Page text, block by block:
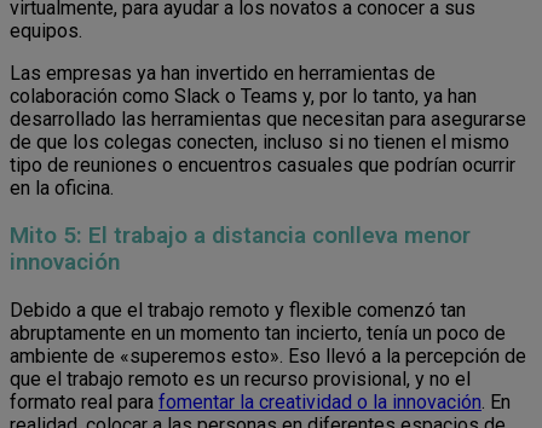
virtualmente, para ayudar a los novatos a conocer a sus
equipos.
Las empresas ya han invertido en herramientas de
colaboración como Slack o Teams y, por lo tanto, ya han
desarrollado las herramientas que necesitan para asegurarse
de que los colegas conecten, incluso si no tienen el mismo
tipo de reuniones o encuentros casuales que podrían ocurrir
en la oficina.
Mito 5: El trabajo a distancia conlleva menor
innovación
Debido a que el trabajo remoto y flexible comenzó tan
abruptamente en un momento tan incierto, tenía un poco de
ambiente de «superemos esto». Eso llevó a la percepción de
que el trabajo remoto es un recurso provisional, y no el
formato real para fomentar la creatividad o la innovación . En